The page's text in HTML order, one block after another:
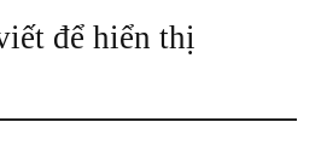
để hiển thị